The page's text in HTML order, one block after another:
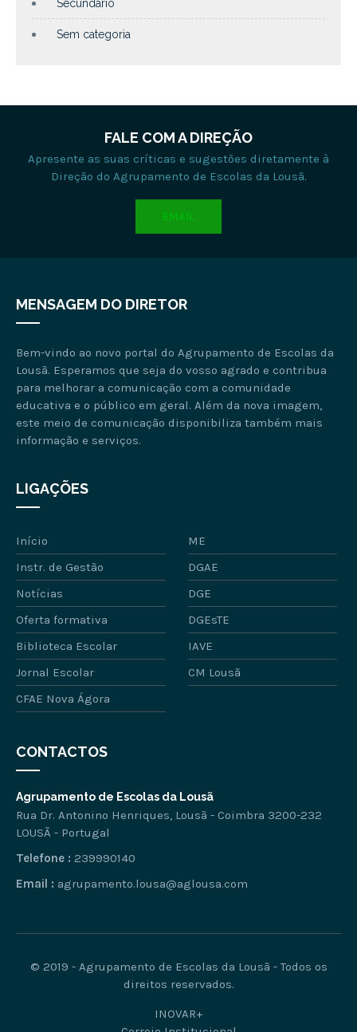
Secundário
Sem categoria
FALE COM A DIREÇÃO
Apresente as suas críticas e sugestões diretamente à
Direção do Agrupamento de Escolas da Lousã.
EMAIL
MENSAGEM DO DIRETOR
Bem-vindo ao novo portal do Agrupamento de Escolas da
Lousã. Esperamos que seja do vosso agrado e contribua
para melhorar a comunicação com a comunidade
educativa e o público em geral. Além da nova imagem,
este meio de comunicação disponibiliza também mais
informação e serviços.
LIGAÇÕES
Início
ME
Instr. de Gestão
DGAE
Notícias
DGE
Oferta formativa
DGEsTE
Biblioteca Escolar
IAVE
Jornal Escolar
CM Lousã
CFAE Nova Ágora
CONTACTOS
Agrupamento de Escolas da Lousã
Rua Dr. Antonino Henriques, Lousã - Coimbra 3200-232
LOUSÃ - Portugal
Telefone : 239990140
Email : agrupamento.lousa@aglousa.com
© 2019 - Agrupamento de Escolas da Lousã - Todos os
direitos reservados.
INOVAR+